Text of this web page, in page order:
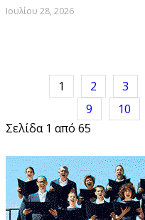
Ιουλίου 28, 2026
1 2 3
9
10
Σελίδα 1 από 65